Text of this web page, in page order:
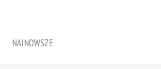
NAJNOWSZE